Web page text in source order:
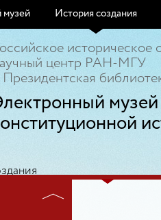
музей История создания
историческое
центр РАН-МГУ
Президентская
музей